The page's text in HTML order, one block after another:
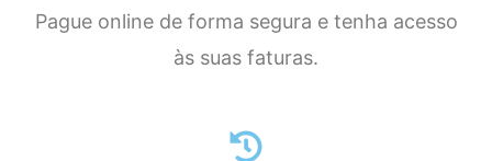
Pague online de forma segura e tenha acesso
às suas faturas.